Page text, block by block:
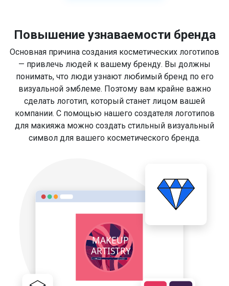
Повышение узнаваемости бренда
Основная причина создания косметических логотипов
— привлечь людей к вашему бренду. Вы должны
понимать, что люди узнают любимый бренд по его
визуальной эмблеме. Поэтому вам крайне важно
сделать логотип, который станет лицом вашей
компании. С помощью нашего создателя логотипов
для макияжа можно создать стильный визуальный
символ для вашего косметического бренда.